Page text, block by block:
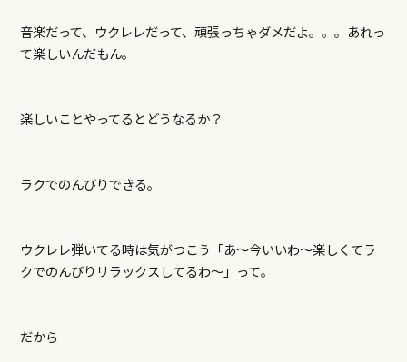
音楽だって、ウクレレだって、頑張っちゃダメだよ。。。あれっ
て楽しいんだもん。
楽しいことやってるとどうなるか？
ラクでのんびりできる。
ウクレレ弾いてる時は気がつこう「あ～今いいわ～楽しくてラ
クでのんびりリラックスしてるわ～」って。
だから